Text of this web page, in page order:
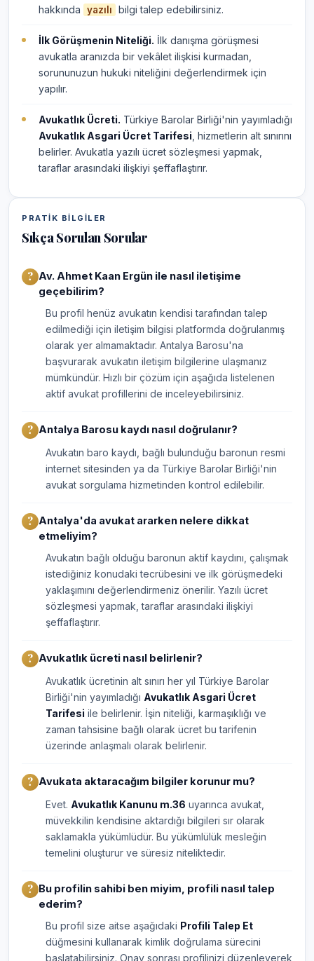
hakkında
yazılı bilgi talep edebilirsiniz.
İlk Görüşmenin Niteliği. İlk danışma görüşmesi
avukatla aranızda bir vekâlet ilişkisi kurmadan,
sorununuzun hukuki niteliğini değerlendirmek için
yapılır.
Avukatlık Ücreti. Türkiye Barolar Birliği'nin yayımladığı
Avukatlık Asgari Ücret Tarifesi , hizmetlerin alt sınırını
belirler. Avukatla yazılı ücret sözleşmesi yapmak,
taraflar arasındaki ilişkiyi şeffaflaştırır.
PRATIK BILGILER
Sıkça Sorulan Sorular
Av. Ahmet Kaan Ergün ile nasıl iletişime
geçebilirim?
Bu profil henüz avukatın kendisi tarafından talep
edilmediği için iletişim bilgisi platformda doğrulanmış
olarak yer almamaktadır. Antalya Barosu'na
başvurarak avukatın iletişim bilgilerine ulaşmanız
mümkündür. Hızlı bir çözüm için aşağıda listelenen
aktif avukat profillerini de inceleyebilirsiniz.
Antalya Barosu kaydı nasıl doğrulanır?
Avukatın baro kaydı, bağlı bulunduğu baronun resmi
internet sitesinden ya da Türkiye Barolar Birliği'nin
avukat sorgulama hizmetinden kontrol edilebilir.
Antalya'da avukat ararken nelere dikkat
etmeliyim?
Avukatın bağlı olduğu baronun aktif kaydını, çalışmak
istediğiniz konudaki tecrübesini ve ilk görüşmedeki
yaklaşımını değerlendirmeniz önerilir. Yazılı ücret
sözleşmesi yapmak, taraflar arasındaki ilişkiyi
şeffaflaştırır.
Avukatlık ücreti nasıl belirlenir?
Avukatlık ücretinin alt sınırı her yıl Türkiye Barolar
Birliği'nin yayımladığı Avukatlık Asgari Ücret
Tarifesi ile belirlenir. İşin niteliği, karmaşıklığı ve
zaman tahsisine bağlı olarak ücret bu tarifenin
üzerinde anlaşmalı olarak belirlenir.
Avukata aktaracağım bilgiler korunur mu?
Evet. Avukatlık Kanunu m.36 uyarınca avukat,
müvekkilin kendisine aktardığı bilgileri sır olarak
saklamakla yükümlüdür. Bu yükümlülük mesleğin
temelini oluşturur ve süresiz niteliktedir.
Bu profilin sahibi ben miyim, profili nasıl talep
ederim?
Bu profil size aitse aşağıdaki Profili Talep Et
düğmesini kullanarak kimlik doğrulama sürecini
başlatabilirsiniz. Onay sonrası profilinizi düzenleyerek